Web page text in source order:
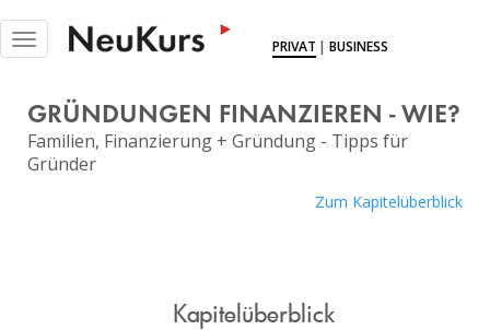
DOKUS
EXPERTINNEN
Toggle
navigation
NEUKURS - Einfach Lernen
PRIVAT | BUSINESS
GRÜNDUNGEN FINANZIEREN - WIE?
Familien, Finanzierung + Gründung - Tipps für
Gründer
Zum Kapitelüberblick
Kapitelüberblick